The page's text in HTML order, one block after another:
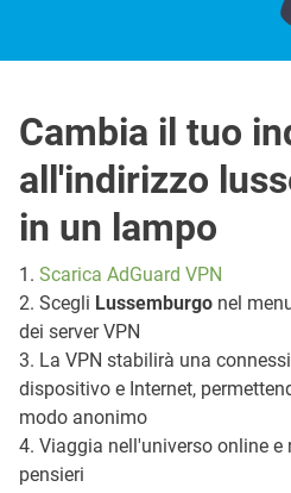
Cambia il tuo
all'indirizzo
in un lampo
1. Scarica AdGuard VPN
2. Scegli Lussemburgo nel
dei server VPN
3. La VPN stabilirà una
dispositivo e Internet,
modo anonimo
4. Viaggia nell'universo online e
pensieri